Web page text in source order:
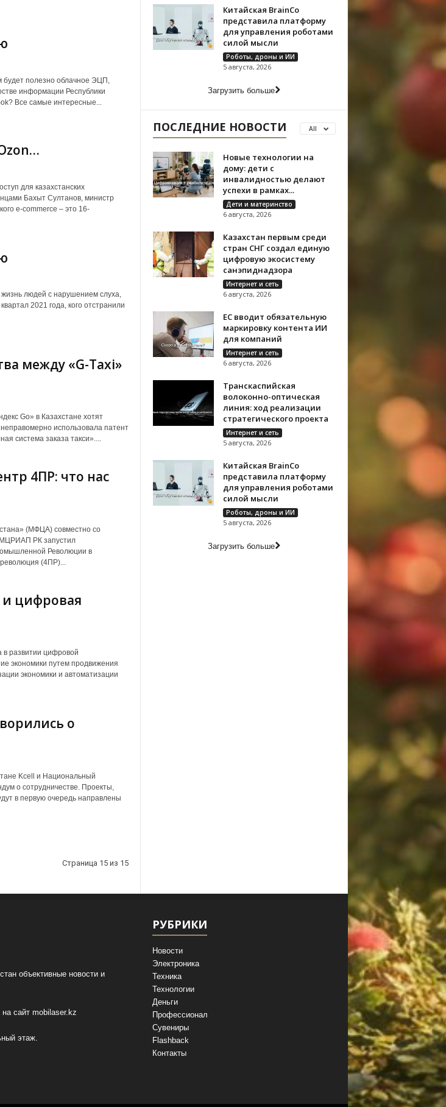
полезно облачное ЭЦП,
информации Республики
Все самые интересные...
для казахстанских
Бахыт Султанов, министр
e-commerce – это 16-
людей с нарушением слуха,
2021 года, кого отстранили
между «G-Taxi»
Go» в Казахстане хотят
использовала патент
система заказа такси»....
4ПР: что нас
(МФЦА) совместно со
РК запустил
Революции в
(4ПР)...
и цифровая
в развитии цифровой
экономики путем продвижения
экономики и автоматизации
о
Kcell и Национальный
о сотрудничестве. Проекты,
в первую очередь направлены
Страница 15 из 15
Китайская BrainCo
представила платформу
для управления роботами
силой мысли
Роботы, дроны и ИИ
5 августа, 2026
Загрузить больше
ПОСЛЕДНИЕ НОВОСТИ All
Новые технологии на
дому: дети с
инвалидностью делают
успехи в рамках...
Дети и материнство
6 августа, 2026
Казахстан первым среди
стран СНГ создал единую
цифровую экосистему
санэпиднадзора
Интернет и сеть
6 августа, 2026
ЕС вводит обязательную
маркировку контента ИИ
для компаний
Интернет и сеть
6 августа, 2026
Транскаспийская
волоконно-оптическая
линия: ход реализации
стратегического проекта
Интернет и сеть
5 августа, 2026
Китайская BrainCo
представила платформу
для управления роботами
силой мысли
Роботы, дроны и ИИ
5 августа, 2026
Загрузить больше
объективные новости и
сайт mobilaser.kz
этаж.
РУБРИКИ
Новости
Электроника
Техника
Технологии
Деньги
Профессионал
Сувениры
Flashback
Контакты